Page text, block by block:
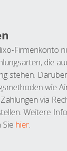
Firmenkonto
die
stehen.
wie
via
Weitere
hier.